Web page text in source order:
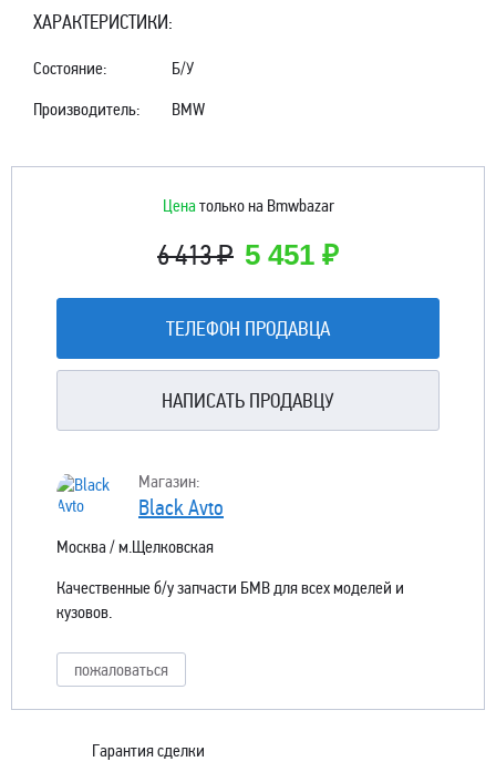
Цена только на Bmwbazar
6 413 ₽ 5 451 ₽
ТЕЛЕФОН ПРОДАВЦА
НАПИСАТЬ ПРОДАВЦУ
Магазин:
Black Avto
Москва / м.Щелковская
Качественные б/у запчасти БМВ для всех моделей и
кузовов.
пожаловаться
ХАРАКТЕРИСТИКИ:
Состояние:
Б/У
Производитель:
BMW
Гарантия сделки